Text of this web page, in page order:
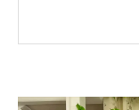
勝川整体サロ
日常のストレ